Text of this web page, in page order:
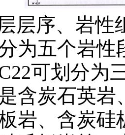
层序、岩性
为五个岩性
可划分为
含炭石英岩
岩、含炭硅